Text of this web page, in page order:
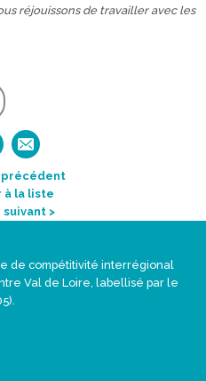
réjouissons de travailler avec les
précédent
à la liste
>
de compétitivité interrégional
Val de Loire, labellisé par le